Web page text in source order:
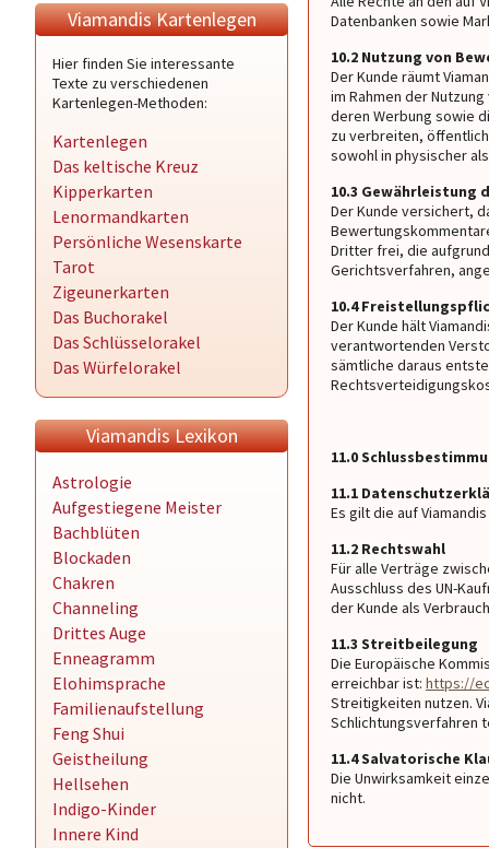
Viamandis Kartenlegen
Hier finden Sie interessante
Texte zu verschiedenen
Kartenlegen-Methoden:
Kartenlegen
Das keltische Kreuz
Kipperkarten
Lenormandkarten
Persönliche Wesenskarte
Tarot
Zigeunerkarten
Das Buchorakel
Das Schlüsselorakel
Das Würfelorakel
Viamandis Lexikon
Astrologie
Aufgestiegene Meister
Bachblüten
Blockaden
Chakren
Channeling
Drittes Auge
Enneagramm
Elohimsprache
Familienaufstellung
Feng Shui
Geistheilung
Hellsehen
Indigo-Kinder
Innere Kind
Datenbanken sowie
10.2 Nutzung von
Der Kunde räumt
im Rahmen der
deren Werbung sowie
zu verbreiten,
sowohl in physischer
10.3 Gewährleistung
Der Kunde versichert,
Dritter frei, die
Gerichtsverfahren,
10.4
Der Kunde hält
verantwortenden
sämtliche daraus
11.0
11.1
Es gilt die auf
11.2 Rechtswahl
Für alle Verträge
Ausschluss des UN-
der Kunde als
11.3 Streitbeilegung
Die Europäische
erreichbar ist: https://
Streitigkeiten nutzen.
Schlichtungsverfahren
11.4 Salvatorische
Die Unwirksamkeit
nicht.